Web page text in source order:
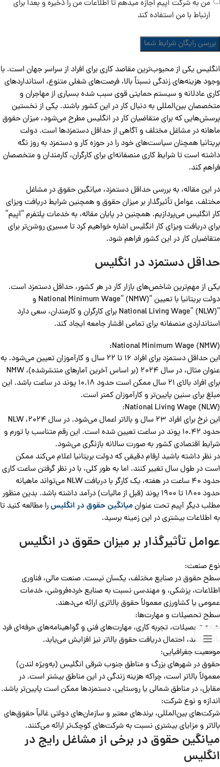
من به شرکت آپیم اجازه میدهم تا اطلاعات من را ذخیره و بعدا برای
ارتباط با من استفاده کند
انگلیس یکی از محبوب‌ترین مقاصد کاری برای افراد از سراسر جهان است. با
وجود هزینه‌های زندگی نسبتاً بالا، فرصت‌های شغلی متنوع، استانداردهای
کاری عادلانه و سیستم حمایتی قوی سبب شده بسیاری از مهاجران و
متخصصان بین‌المللی به دنبال کار در این کشور باشند. یکی از نخستین
پرسش‌هایی که برای متقاضیان کار در انگلیس مطرح می‌شود، میزان حقوق
ماهانه در مشاغل مختلف و آگاهی از حداقل دستمزدها است. دولت
بریتانیا همچنان سیاست‌های خود را در حوزه کار و دستمزد به روز نگه
داشته است تا شرایط کاری منصفانه‌ای برای کارگران، کارمندان و متخصصان
فراهم کند.
در این مقاله، به بررسی حداقل دستمزد، میانگین حقوق در مشاغل
مختلف، عوامل تأثیرگذار بر میزان حقوق و همچنین شرایط دریافت ویزای
کار انگلیس می‌پردازیم. همچنین در پایان مقاله، به خدمات پلتفرم “آپیم”
برای دریافت ویزای کار انگلیس اشاره خواهیم کرد تا مسیری روشن‌تر برای
متقاضیان کار در این کشور فراهم شود.
حداقل دستمزد در انگلیس
یکی از مهم‌ترین شاخص‌های بازار کار در هر کشور، حداقل دستمزد است.
دولت بریتانیا با تعیین “National Minimum Wage” (NMW) و
“National Living Wage” (NLW) برای کارگران و کارمندان، سعی دارد
استانداردی منصفانه برای تمامی اقشار جامعه ایجاد کند.
National Minimum Wage (NMW):
این حداقل دستمزد برای افراد 16 تا 22 سال و کارآموزان تعیین می‌شود. به
عنوان مثال، در سال 2024 (بر اساس آخرین آمارهای منتشرشده)، NMW
برای افراد بالای 21 سال ممکن است حدود 10.18 پوند در ساعت باشد. این
مبلغ برای سنین پایین‌تر و کارآموزان کمتر است.
National Living Wage (NLW):
این نرخ برای افراد 23 سال و بالاتر اعمال می‌شود. در سال 2024، NLW
حدود 10.42 پوند در ساعت تعیین شده است. این رقم متناسب با تورم و
شرایط اقتصادی کشور به صورت سالانه بازنگری می‌شود.
در نظر داشته باشید ارقام دقیقی که دولت بریتانیا اعلام می‌کند ممکن
است در طول سال تغییر کنند. اما به طور کلی، با در نظر گرفتن ساعت کاری
حدود 40 ساعت در هفته، یک کارگر با دریافت NLW می‌تواند ماهیانه
حدود 1800 تا 1900 پوند (قبل از مالیات) درآمد داشته باشد. بدین منظور
مطلب دیگر آپیم تحت عنوانمیانگین حقوق در انگلیسرا مطالعه کنید تا
به اطلاعات بیشتری در این زمینه برسید.
عوامل تأثیرگذار بر میزان حقوق در انگلیس
نوع صنعت:
سطح حقوق در صنایع مختلف، یکسان نیست. صنعت مالی، فناوری
اطلاعات، پزشکی، و مهندسی نسبت به صنایع خرده‌فروشی، خدمات
عمومی یا کشاورزی معمولاً حقوق بالاتری ارائه می‌دهند.
سطح تحصیلات و مهارت‌ها:
هرچه تحصیلات، تجربه کاری، مهارت‌های فنی و گواهینامه‌های حرفه‌ای فرد
بالاتر باشد، احتمال دریافت حقوق بالاتر نیز افزایش می‌یابد.
موقعیت جغرافیایی:
حقوق در شهرهای بزرگ و مناطق جنوب شرقی انگلیس (به‌ویژه لندن)
معمولاً بالاتر است، چراکه هزینه زندگی در این مناطق بیشتر است. در
مقابل، در مناطق شمالی یا روستایی، دستمزدها ممکن است پایین‌تر باشد.
اندازه و نوع شرکت:
شرکت‌های بین‌المللی، برندهای معتبر و سازمان‌های دولتی غالباً حقوق‌های
بالاتر و مزایای بیشتری نسبت به شرکت‌های کوچک‌تر ارائه می‌کنند.
میانگین حقوق در برخی از مشاغل رایج در
انگلیس